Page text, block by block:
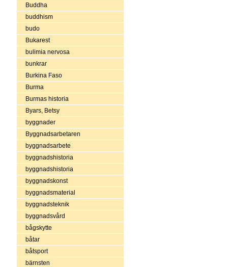
Buddha
buddhism
budo
Bukarest
bulimia nervosa
bunkrar
Burkina Faso
Burma
Burmas historia
Byars, Betsy
byggnader
Byggnadsarbetaren
byggnadsarbete
byggnadshistoria
byggnadshistoria
byggnadskonst
byggnadsmaterial
byggnadsteknik
byggnadsvård
bågskytte
båtar
båtsport
bärnsten